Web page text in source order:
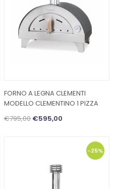
FORNO A LEGNA CLEMENTI
MODELLO CLEMENTINO 1 PIZZA
€795,00€595,00
-25%